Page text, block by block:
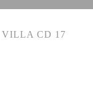
VILLA CD 17